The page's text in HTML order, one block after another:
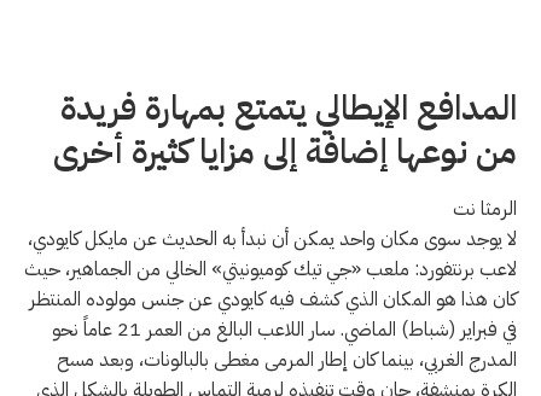
المدافع الإيطالي يتمتع بمهارة فريدة
من نوعها إضافة إلى مزايا كثيرة أخرى
الرمثا نت
لا يوجد سوى مكان واحد يمكن أن نبدأ به الحديث عن مايكل كايودي،
لاعب برنتفورد: ملعب «جي تيك كوميونيتي» الخالي من الجماهير، حيث
كان هذا هو المكان الذي كشف فيه كايودي عن جنس مولوده المنتظر
في فبراير (شباط) الماضي. سار اللاعب البالغ من العمر 21 عاماً نحو
المدرج الغربي، بينما كان إطار المرمى مغطى بالبالونات، وبعد مسح
الكرة بمنشفة، حان وقت تنفيذه لرمية التماس الطويلة بالشكل الذي